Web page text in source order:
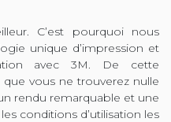
C’est pourquoi nous
unique d’impression et
avec 3M. De cette
vous ne trouverez nulle
rendu remarquable et une
conditions d’utilisation les